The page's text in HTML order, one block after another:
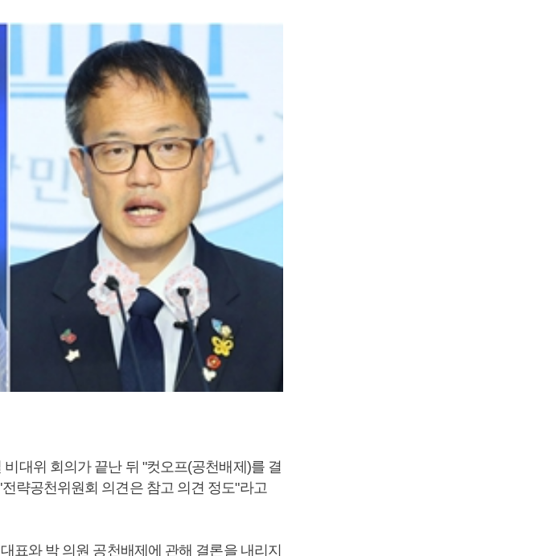
대위 회의가 끝난 뒤 "컷오프(공천배제)를 결
략공천위원회 의견은 참고 의견 정도"라고
표와 박 의원 공천배제에 관해 결론을 내리지